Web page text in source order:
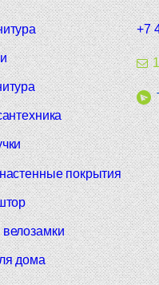
+7
покрытия
дома